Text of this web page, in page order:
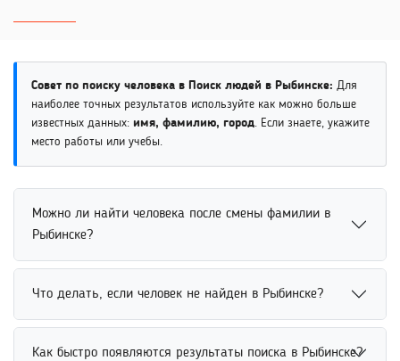
Совет по поиску человека в Поиск людей в Рыбинске: Для
наиболее точных результатов используйте как можно больше
известных данных: имя, фамилию, город. Если знаете, укажите
место работы или учебы.
Можно ли найти человека после смены фамилии в
Рыбинске?
Найти человека после смены фамилии возможно через
пользователей. Для повышения точности рекомендуется
использовать старую фамилию, место учебы или другие
Что делать, если человек не найден в Рыбинске?
Если человек не найден, рекомендуется уточнить
Как быстро появляются результаты поиска в Рыбинске?